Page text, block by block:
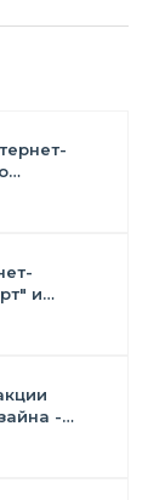
и
-